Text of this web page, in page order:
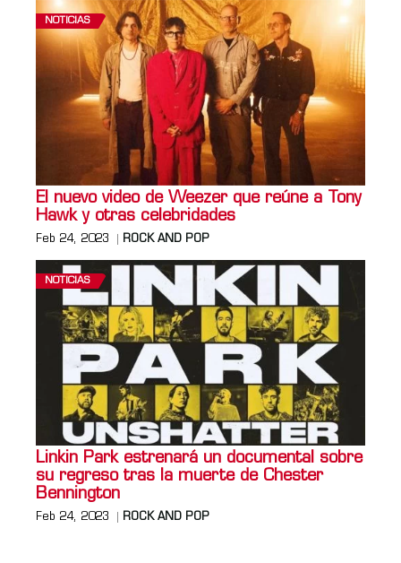
NOTICIAS
El nuevo video de Weezer que reúne a Tony
Hawk y otras celebridades
Feb 24, 2023 ROCK AND POP
NOTICIAS
Linkin Park estrenará un documental sobre
su regreso tras la muerte de Chester
Bennington
Feb 24, 2023 ROCK AND POP